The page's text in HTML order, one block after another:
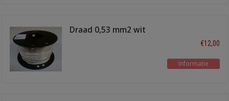
Draad 0,53 mm2 wit
€12,00
Informatie